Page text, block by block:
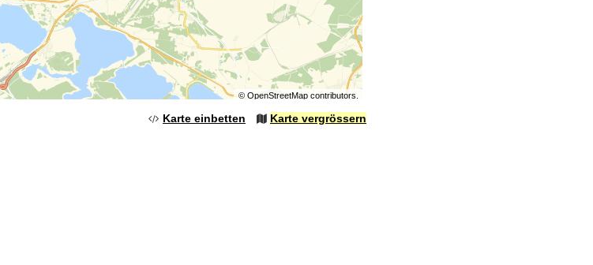
© OpenStreetMapcontributors.
Karte einbetten Karte vergrössern